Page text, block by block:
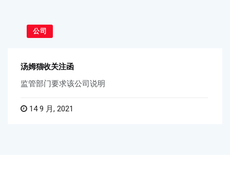
公司
汤姆猫收关注函
监管部门要求该公司说明
14 9 月, 2021